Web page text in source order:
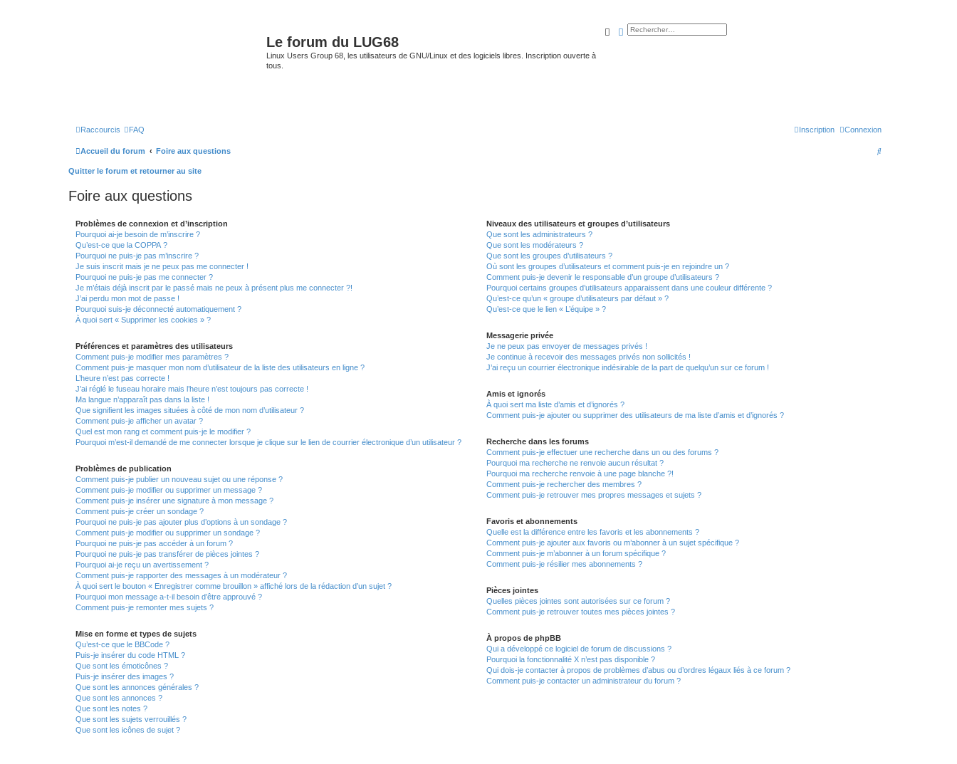
Le forum du LUG68
Linux Users Group 68, les utilisateurs de GNU/Linux et des logiciels libres. Inscription ouverte à
tous.
Rechercher
Recherche avancée
Raccourcis FAQ Connexion
Inscription
Accueil du forum Foire aux questions
R
Quitter le forum et retourner au site
Foire aux questions
Problèmes de connexion et d’inscription
Pourquoi ai-je besoin de m’inscrire ?
Qu’est-ce que la COPPA ?
Pourquoi ne puis-je pas m’inscrire ?
Je suis inscrit mais je ne peux pas me connecter !
Pourquoi ne puis-je pas me connecter ?
Je m’étais déjà inscrit par le passé mais ne peux à présent plus me connecter ?!
J’ai perdu mon mot de passe !
Pourquoi suis-je déconnecté automatiquement ?
À quoi sert « Supprimer les cookies » ?
Préférences et paramètres des utilisateurs
Comment puis-je modifier mes paramètres ?
Comment puis-je masquer mon nom d’utilisateur de la liste des utilisateurs en ligne ?
L’heure n’est pas correcte !
J’ai réglé le fuseau horaire mais l’heure n’est toujours pas correcte !
Ma langue n’apparaît pas dans la liste !
Que signifient les images situées à côté de mon nom d’utilisateur ?
Comment puis-je afficher un avatar ?
Quel est mon rang et comment puis-je le modifier ?
Pourquoi m’est-il demandé de me connecter lorsque je clique sur le lien de courrier électronique d’un utilisateur ?
Problèmes de publication
Comment puis-je publier un nouveau sujet ou une réponse ?
Comment puis-je modifier ou supprimer un message ?
Comment puis-je insérer une signature à mon message ?
Comment puis-je créer un sondage ?
Pourquoi ne puis-je pas ajouter plus d’options à un sondage ?
Comment puis-je modifier ou supprimer un sondage ?
Pourquoi ne puis-je pas accéder à un forum ?
Pourquoi ne puis-je pas transférer de pièces jointes ?
Pourquoi ai-je reçu un avertissement ?
Comment puis-je rapporter des messages à un modérateur ?
À quoi sert le bouton « Enregistrer comme brouillon » affiché lors de la rédaction d’un sujet ?
Pourquoi mon message a-t-il besoin d’être approuvé ?
Comment puis-je remonter mes sujets ?
Mise en forme et types de sujets
Qu’est-ce que le BBCode ?
Puis-je insérer du code HTML ?
Que sont les émoticônes ?
Puis-je insérer des images ?
Que sont les annonces générales ?
Que sont les annonces ?
Que sont les notes ?
Que sont les sujets verrouillés ?
Que sont les icônes de sujet ?
Niveaux des utilisateurs et groupes d’utilisateurs
Que sont les administrateurs ?
Que sont les modérateurs ?
Que sont les groupes d’utilisateurs ?
Où sont les groupes d’utilisateurs et comment puis-je en rejoindre un ?
Comment puis-je devenir le responsable d’un groupe d’utilisateurs ?
Pourquoi certains groupes d’utilisateurs apparaissent dans une couleur différente ?
Qu’est-ce qu’un « groupe d’utilisateurs par défaut » ?
Qu’est-ce que le lien « L’équipe » ?
Messagerie privée
Je ne peux pas envoyer de messages privés !
Je continue à recevoir des messages privés non sollicités !
J’ai reçu un courrier électronique indésirable de la part de quelqu’un sur ce forum !
Amis et ignorés
À quoi sert ma liste d’amis et d’ignorés ?
Comment puis-je ajouter ou supprimer des utilisateurs de ma liste d’amis et d’ignorés ?
Recherche dans les forums
Comment puis-je effectuer une recherche dans un ou des forums ?
Pourquoi ma recherche ne renvoie aucun résultat ?
Pourquoi ma recherche renvoie à une page blanche ?!
Comment puis-je rechercher des membres ?
Comment puis-je retrouver mes propres messages et sujets ?
Favoris et abonnements
Quelle est la différence entre les favoris et les abonnements ?
Comment puis-je ajouter aux favoris ou m’abonner à un sujet spécifique ?
Comment puis-je m’abonner à un forum spécifique ?
Comment puis-je résilier mes abonnements ?
Pièces jointes
Quelles pièces jointes sont autorisées sur ce forum ?
Comment puis-je retrouver toutes mes pièces jointes ?
À propos de phpBB
Qui a développé ce logiciel de forum de discussions ?
Pourquoi la fonctionnalité X n’est pas disponible ?
Qui dois-je contacter à propos de problèmes d’abus ou d’ordres légaux liés à ce forum ?
Comment puis-je contacter un administrateur du forum ?